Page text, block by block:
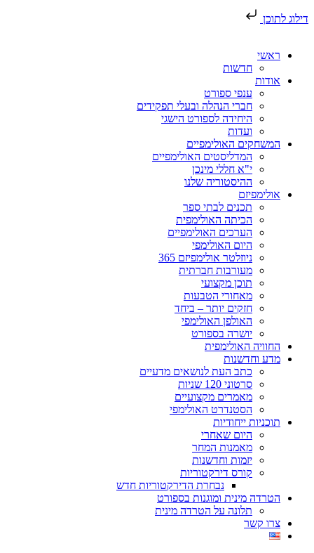
דילוג לתוכן
ראשי
חדשות
אודות
ענפי ספורט
חברי הנהלה ובעלי תפקידים
היחידה לספורט הישגי
ועדות
המשחקים האולימפיים
המדליסטים האולימפיים
י"א חללי מינכן
ההיסטוריה שלנו
אולימפיזם
תכנים לבתי ספר
הכיתה האולימפית
הערכים האולימפיים
היום האולימפי
ניוזלטר אולימפיזם 365
מעורבות חברתית
תוכן מקצועי
מאחורי הטבעות
חזקים יותר – ביחד
האולפן האולימפי
יושרה בספורט
החוויה האולימפית
מדע וחדשנות
כתב העת לנושאים מדעיים
סרטוני 120 שניות
מאמרים מקצועיים
הסטנדרט האולימפי
תוכניות ייחודיות
היום שאחרי
מאמנות המחר
יזמות וחדשנות
קורס דירקטוריות
נבחרת הדירקטוריות חדש
הטרדה מינית ומוגנות בספורט
תלונה על הטרדה מינית
צרו קשר